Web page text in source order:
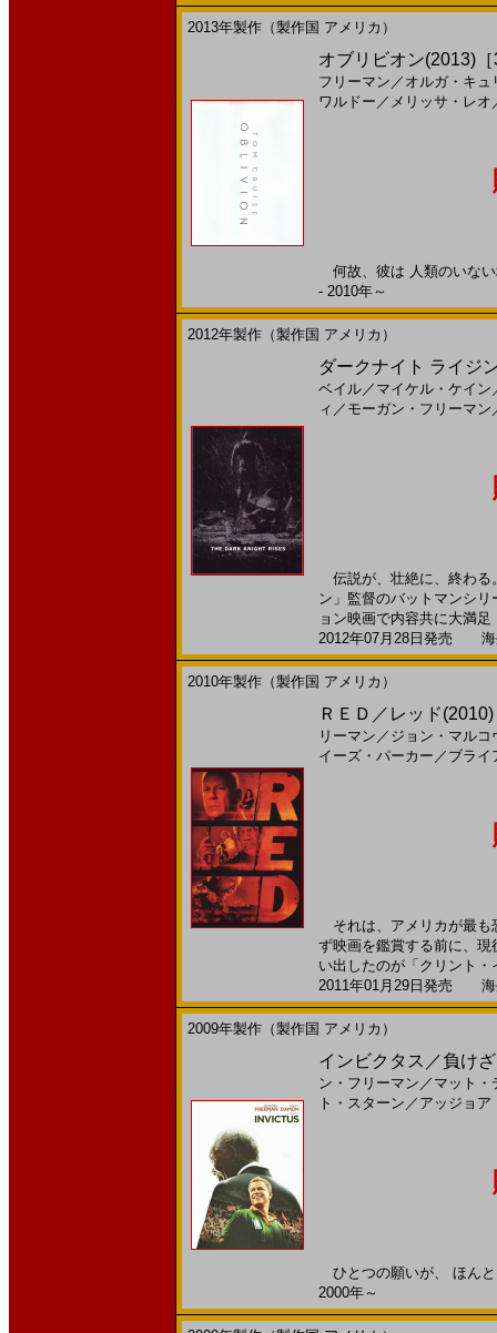
2013年製作（製作国 アメリカ）
オブリビオン(2013)
フリーマン ／ オルガ・キュ
ワルドー ／ メリッサ・レオ
何故、彼は 人類のいな
- 2010年～
2012年製作（製作国 アメリカ）
ダークナイト ライジ
ベイル／ マイケル・ケイン
ィ ／ モーガン・フリーマン
伝説が、壮絶に、終わる
ン」監督のバットマンシ
ョン映画で内容共に大満
2012年07月28日発売 海
2010年製作（製作国 アメリカ）
ＲＥＤ／レッド
リーマン ／ ジョン・マルコ
イーズ・パーカー ／ ブライ
それは、アメリカが最も
ず映画を鑑賞する前に、
い出したのが「クリント
2011年01月29日発売 海
2009年製作（製作国 アメリカ）
インビクタス／負け
ン・フリーマン ／ マット・
ト・スターン ／ アッジョア
ひとつの願いが、 ほん
2000年～